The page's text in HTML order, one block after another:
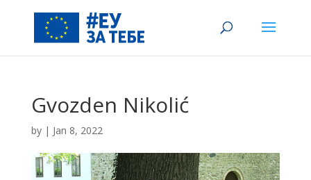
Gvozden Nikolić
by | Jan 8, 2022